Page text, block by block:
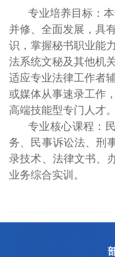
专业培养目标：
并修、全面发展，具
识，掌握秘书职业能
法系统文秘及其他机
适应专业法律工作者
或媒体从事速录工作
高端技能型专门人才。
专业核心课程：
务、民事诉讼法、刑
录技术、法律文书、
业务综合实训。